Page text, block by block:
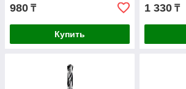
980 ₸
Купить
1 330 ₸